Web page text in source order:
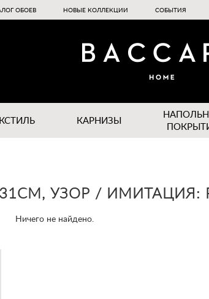
ОБОЕВ НОВЫЕ КОЛЛЕКЦИИ СОБЫТИЯ
КАРНИЗЫ
УЗОР / ИМИТАЦИЯ:
Ничего не найдено.